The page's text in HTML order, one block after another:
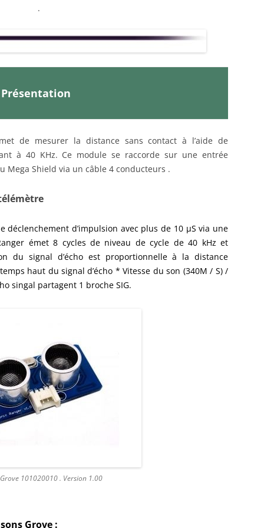
DIVERS MATERIELS
.
Présentation
de mesurer la distance sans contact à l’aide de
à 40 KHz. Ce module se raccorde sur une entrée
Mega Shield via un câble 4 conducteurs .
déclenchement d’impulsion avec plus de 10 µS via une
émet 8 cycles de niveau de cycle de 40 kHz et
du signal d’écho est proportionnelle à la distance
haut du signal d’écho * Vitesse du son (340M / S) /
singal partagent 1 broche SIG.
101020010 . Version 1.00
Grove :